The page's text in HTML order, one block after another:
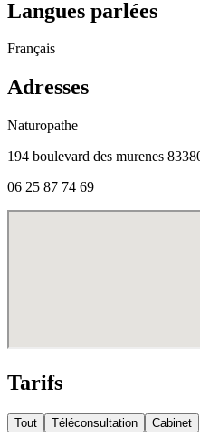
Langues parlées
Français
Adresses
Naturopathe
194 boulevard des murenes
06 25 87 74 69
Tarifs
Tout Téléconsultation Cabinet